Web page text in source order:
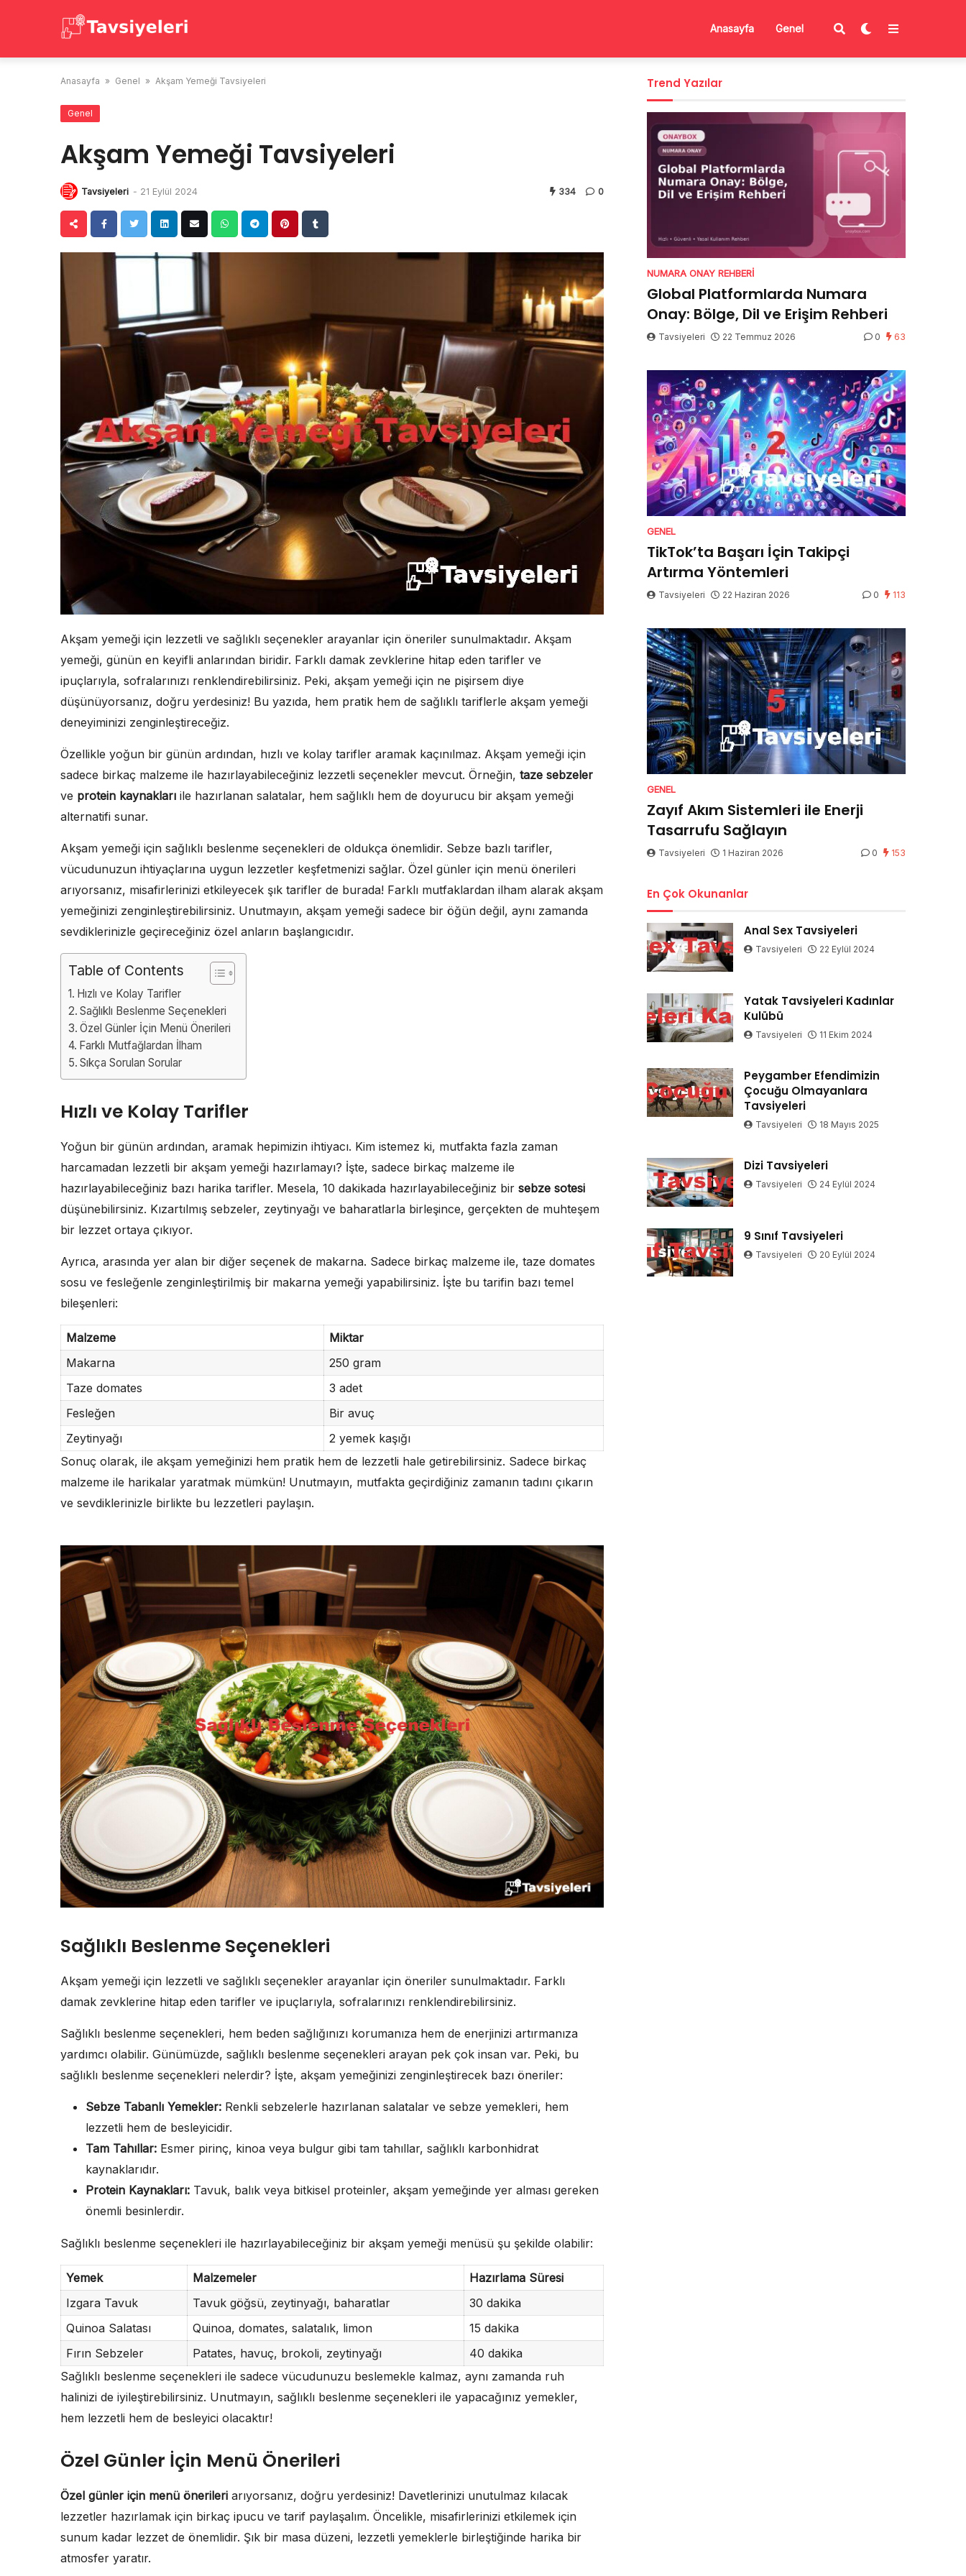
Anasayfa Genel
Anasayfa » Genel » Akşam Yemeği Tavsiyeleri
Genel
Akşam Yemeği Tavsiyeleri
Tavsiyeleri - 21 Eylül 2024 334 0
Akşam yemeği için lezzetli ve sağlıklı seçenekler arayanlar için öneriler sunulmaktadır. Akşam
yemeği, günün en keyifli anlarından biridir. Farklı damak zevklerine hitap eden tarifler ve
ipuçlarıyla, sofralarınızı renklendirebilirsiniz. Peki, akşam yemeği için ne pişirsem diye
düşünüyorsanız, doğru yerdesiniz! Bu yazıda, hem pratik hem de sağlıklı tariflerle akşam yemeği
deneyiminizi zenginleştireceğiz.
Özellikle yoğun bir günün ardından, hızlı ve kolay tarifler aramak kaçınılmaz. Akşam yemeği için
sadece birkaç malzeme ile hazırlayabileceğiniz lezzetli seçenekler mevcut. Örneğin, taze sebzeler
ve protein kaynakları ile hazırlanan salatalar, hem sağlıklı hem de doyurucu bir akşam yemeği
alternatifi sunar.
Akşam yemeği için sağlıklı beslenme seçenekleri de oldukça önemlidir. Sebze bazlı tarifler,
vücudunuzun ihtiyaçlarına uygun lezzetler keşfetmenizi sağlar. Özel günler için menü önerileri
arıyorsanız, misafirlerinizi etkileyecek şık tarifler de burada! Farklı mutfaklardan ilham alarak akşam
yemeğinizi zenginleştirebilirsiniz. Unutmayın, akşam yemeği sadece bir öğün değil, aynı zamanda
sevdiklerinizle geçireceğiniz özel anların başlangıcıdır.
Table of Contents
Hızlı ve Kolay Tarifler
Sağlıklı Beslenme Seçenekleri
Özel Günler İçin Menü Önerileri
Farklı Mutfağlardan İlham
Sıkça Sorulan Sorular
Hızlı ve Kolay Tarifler
Yoğun bir günün ardından, aramak hepimizin ihtiyacı. Kim istemez ki, mutfakta fazla zaman
harcamadan lezzetli bir akşam yemeği hazırlamayı? İşte, sadece birkaç malzeme ile
hazırlayabileceğiniz bazı harika tarifler. Mesela, 10 dakikada hazırlayabileceğiniz bir sebze sotesi
düşünebilirsiniz. Kızartılmış sebzeler, zeytinyağı ve baharatlarla birleşince, gerçekten de muhteşem
bir lezzet ortaya çıkıyor.
Ayrıca, arasında yer alan bir diğer seçenek de makarna. Sadece birkaç malzeme ile, taze domates
sosu ve fesleğenle zenginleştirilmiş bir makarna yemeği yapabilirsiniz. İşte bu tarifin bazı temel
bileşenleri:
Malzeme
Miktar
Makarna
250 gram
Taze domates
3 adet
Fesleğen
Bir avuç
Zeytinyağı
2 yemek kaşığı
Sonuç olarak, ile akşam yemeğinizi hem pratik hem de lezzetli hale getirebilirsiniz. Sadece birkaç
malzeme ile harikalar yaratmak mümkün! Unutmayın, mutfakta geçirdiğiniz zamanın tadını çıkarın
ve sevdiklerinizle birlikte bu lezzetleri paylaşın.
Sağlıklı Beslenme Seçenekleri
Akşam yemeği için lezzetli ve sağlıklı seçenekler arayanlar için öneriler sunulmaktadır. Farklı
damak zevklerine hitap eden tarifler ve ipuçlarıyla, sofralarınızı renklendirebilirsiniz.
Sağlıklı beslenme seçenekleri, hem beden sağlığınızı korumanıza hem de enerjinizi artırmanıza
yardımcı olabilir. Günümüzde, sağlıklı beslenme seçenekleri arayan pek çok insan var. Peki, bu
sağlıklı beslenme seçenekleri nelerdir? İşte, akşam yemeğinizi zenginleştirecek bazı öneriler:
Sebze Tabanlı Yemekler: Renkli sebzelerle hazırlanan salatalar ve sebze yemekleri, hem
lezzetli hem de besleyicidir.
Tam Tahıllar: Esmer pirinç, kinoa veya bulgur gibi tam tahıllar, sağlıklı karbonhidrat
kaynaklarıdır.
Protein Kaynakları: Tavuk, balık veya bitkisel proteinler, akşam yemeğinde yer alması gereken
önemli besinlerdir.
Sağlıklı beslenme seçenekleri ile hazırlayabileceğiniz bir akşam yemeği menüsü şu şekilde olabilir:
Yemek Malzemeler
Hazırlama Süresi
Izgara Tavuk
Tavuk göğsü, zeytinyağı, baharatlar
30 dakika
Quinoa Salatası
Quinoa, domates, salatalık, limon
15 dakika
Fırın Sebzeler
Patates, havuç, brokoli, zeytinyağı
40 dakika
Sağlıklı beslenme seçenekleri ile sadece vücudunuzu beslemekle kalmaz, aynı zamanda ruh
halinizi de iyileştirebilirsiniz. Unutmayın, sağlıklı beslenme seçenekleri ile yapacağınız yemekler,
hem lezzetli hem de besleyici olacaktır!
Özel Günler İçin Menü Önerileri
Özel günler için menü önerileri arıyorsanız, doğru yerdesiniz! Davetlerinizi unutulmaz kılacak
lezzetler hazırlamak için birkaç ipucu ve tarif paylaşalım. Öncelikle, misafirlerinizi etkilemek için
sunum kadar lezzet de önemlidir. Şık bir masa düzeni, lezzetli yemeklerle birleştiğinde harika bir
atmosfer yaratır.
Trend Yazılar
NUMARA ONAY REHBERI
Global Platformlarda Numara
Onay: Bölge, Dil ve Erişim Rehberi
Tavsiyeleri 22 Temmuz 2026 0 63
GENEL
TikTok’ta Başarı İçin Takipçi
Artırma Yöntemleri
Tavsiyeleri 22 Haziran 2026 0 113
GENEL
Zayıf Akım Sistemleri ile Enerji
Tasarrufu Sağlayın
Tavsiyeleri 1 Haziran 2026 0 153
En Çok Okunanlar
Anal Sex Tavsiyeleri
Tavsiyeleri 22 Eylül 2024
Yatak Tavsiyeleri Kadınlar
Kulübü
Tavsiyeleri 11 Ekim 2024
Peygamber Efendimizin
Çocuğu Olmayanlara
Tavsiyeleri
Tavsiyeleri 18 Mayıs 2025
Dizi Tavsiyeleri
Tavsiyeleri 24 Eylül 2024
9 Sınıf Tavsiyeleri
Tavsiyeleri 20 Eylül 2024